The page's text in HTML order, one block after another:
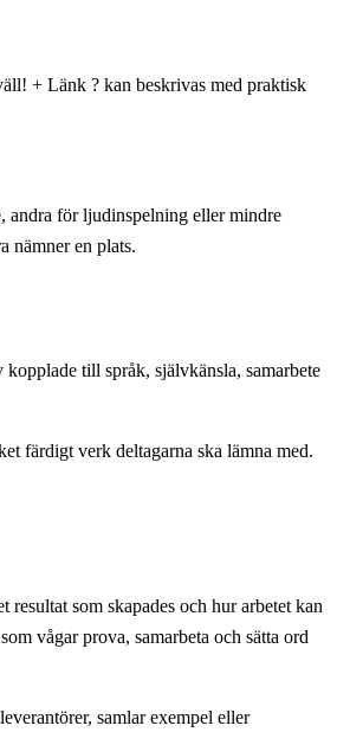
+ Länk ? kan beskrivas med praktisk
andra för ljudinspelning eller mindre
nämner en plats.
till språk, självkänsla, samarbete
färdigt verk deltagarna ska lämna med.
som skapades och hur arbetet kan
vågar prova, samarbeta och sätta ord
samlar exempel eller